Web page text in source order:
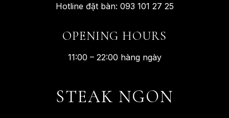
Hotline đặt bàn: 093 101 27 25
OPENING HOURS
11:00 – 22:00 hàng ngày
STEAK NGON